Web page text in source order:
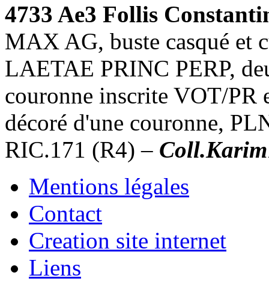
4733 Ae3 Follis
MAX AG, buste casqué et
LAETAE PRINC PERP,
couronne inscrite VOT/PR
décoré d'une couronne,
RIC.171 (R4) –
Mentions légales
Contact
Creation site internet
Liens